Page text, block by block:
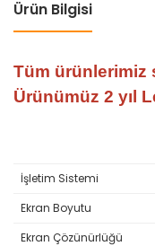
Ürün Bilgisi
Tüm ürünlerimiz
Ürünümüz 2 yıl
İşletim Sistemi
Ekran Boyutu
Ekran Çözünürlüğü